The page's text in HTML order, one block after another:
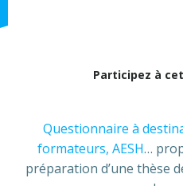
Participez à
Questionnaire à
formateurs, AESH…
préparation d’une thèse